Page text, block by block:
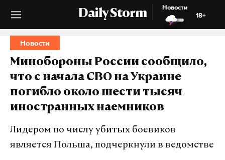
Daily Storm
Новости
18+
Новости
Минобороны России сообщило,
что с начала СВО на Украине
погибло около шести тысяч
иностранных наемников
Лидером по числу убитых боевиков
является Польша, подчеркнули в ведомстве